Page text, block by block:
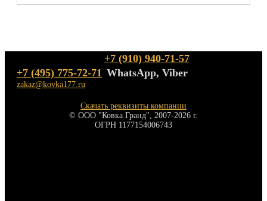
+7 (495) 775-72-71
+7 (910) 940-71-57
WhatsApp, Viber
zakaz@kovka177.ru
Скачать реквизиты компании
© ООО "Ковка Гранд", 2007-2026 г.
ОГРН 1177154006743